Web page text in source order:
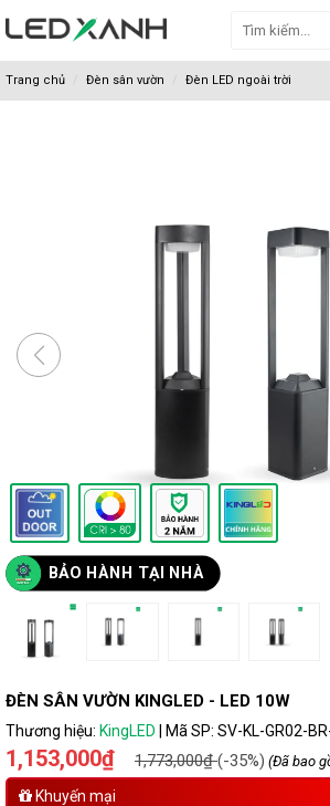
Trang chủ Đèn sân vườn Đèn LED ngoài trời
BẢO HÀNH TẠI NHÀ
ĐÈN SÂN VƯỜN KINGLED - LED 10W
Thương hiệu: KingLED Mã SP: SV-KL-GR02-
1,153,000₫ 1,773,000₫(-35%) (Đã bao
Khuyến mại